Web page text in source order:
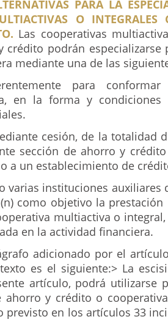
PARA LA
O
Las cooperativas
crédito podrán especializarse
mediante una de las
para
en la forma y condiciones
cesión, de la totalidad
sección de ahorro y
a un establecimiento de
varias instituciones auxiliares
como objetivo la
multiactiva o
en la actividad financiera.
adicionado por el
es el siguiente:> La
artículo, podrá utilizarse
ahorro y crédito o
previsto en los artículos 33